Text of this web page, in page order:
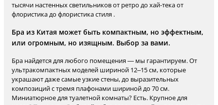
тысячи настенных светильников от ретро до хай-тека от
флористика до флористика стиля .
Бра из Китая может быть компактным, но эффектным,
или огромным, но изящным. Выбор за вами.
Бра найдется для любого помещения — мы гарантируем. От
ультракомпактных моделей шириной 12–15 см, которые
украшают даже самые узкие стены, до выразительных
композиций с тремя плафонами шириной до 70 см.
Миниатюрное для туалетной комнаты? Есть. Крупное для